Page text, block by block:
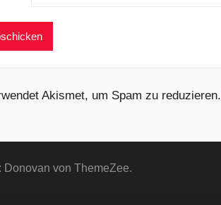
Akismet, um Spam zu reduzieren.
Donovan von ThemeZee.